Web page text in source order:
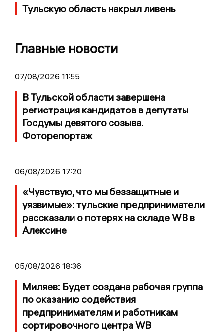
Тульскую область накрыл ливень
Главные новости
07/08/2026 11:55
В Тульской области завершена
регистрация кандидатов в депутаты
Госдумы девятого созыва.
Фоторепортаж
06/08/2026 17:20
«Чувствую, что мы беззащитные и
уязвимые»: тульские предприниматели
рассказали о потерях на складе WB в
Алексине
05/08/2026 18:36
Миляев: Будет создана рабочая группа
по оказанию содействия
предпринимателям и работникам
сортировочного центра WB